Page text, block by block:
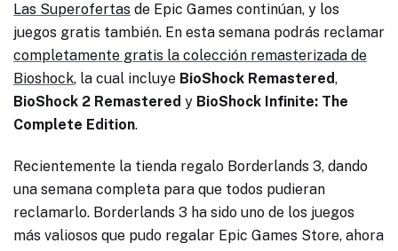
Las Superofertas de Epic Games continúan, y los
juegos gratis también. En esta semana podrás reclamar
completamente gratis la colección remasterizada de
Bioshock, la cual incluye BioShock Remastered,
BioShock 2 Remastered y BioShock Infinite: The
Complete Edition.
Recientemente la tienda regalo Borderlands 3, dando
una semana completa para que todos pudieran
reclamarlo. Borderlands 3 ha sido uno de los juegos
más valiosos que pudo regalar Epic Games Store, ahora